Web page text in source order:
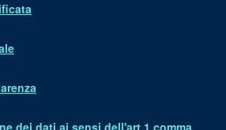
dei dati ai sensi dell'art.1 comma